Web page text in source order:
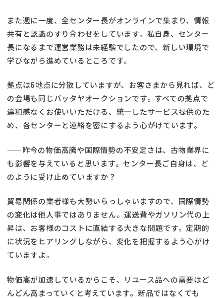
また週に一度、全センター長がオンラインで集まり、情報
共有と認識のすり合わせをしています。私自身、センター
長になるまで運営業務は未経験でしたので、新しい環境で
学びながら進めているところです。
拠点は6地点に分散していますが、お客さまから見れば、ど
の会場も同じバッタヤオークションです。すべての拠点で
違和感なくお使いいただける、統一したサービス提供のた
め、各センターと連絡を密にするよう心がけています。
——昨今の物価高騰や国際情勢の不安定さは、古物業界に
も影響を与えていると思います。センター長ご自身は、ど
のように受け止めていますか？
貿易関係の業者様も大勢いらっしゃいますので、国際情勢
の変化は他人事ではありません。運送費やガソリン代の上
昇は、お客様のコストに直結する大きな問題です。定期的
に状況をヒアリングしながら、変化を把握するよう心がけ
ていますよ。
物価高が加速しているからこそ、リユース品への需要はど
んどん高まっていくと考えています。新品ではなくても